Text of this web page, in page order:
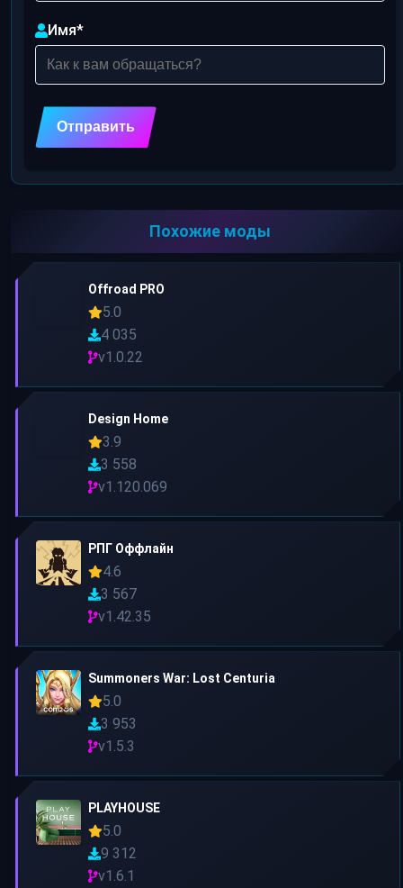
Имя*
Похожие моды
Offroad PRO
5.0
4 035
v1.0.22
Design Home
3.9
3 558
v1.120.069
РПГ Оффлайн
4.6
3 567
v1.42.35
Summoners War: Lost Centuria
5.0
3 953
v1.5.3
PLAYHOUSE
5.0
9 312
v1.6.1